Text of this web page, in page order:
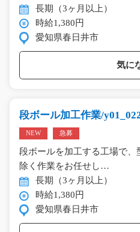
長期（3ヶ月以上）
時給1,380円
愛知県春日井市
気に
段ボール加工作業/
NEW 急募
段ボールを加工する工場で、
除く作業をお任せし…
長期（3ヶ月以上）
時給1,380円
愛知県春日井市